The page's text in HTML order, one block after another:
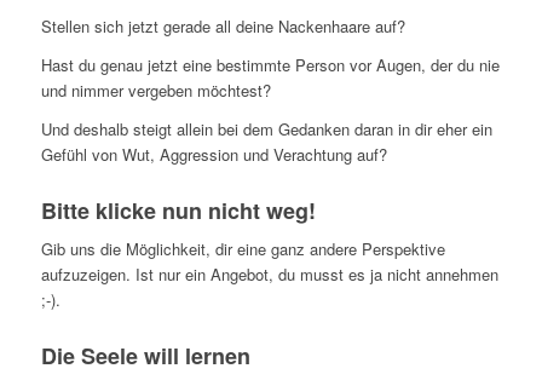
Stellen sich jetzt gerade all deine Nackenhaare auf?
Hast du genau jetzt eine bestimmte Person vor Augen, der du nie
und nimmer vergeben möchtest?
Und deshalb steigt allein bei dem Gedanken daran in dir eher ein
Gefühl von Wut, Aggression und Verachtung auf?
Bitte klicke nun nicht weg!
Gib uns die Möglichkeit, dir eine ganz andere Perspektive
aufzuzeigen. Ist nur ein Angebot, du musst es ja nicht annehmen
;-).
Die Seele will lernen